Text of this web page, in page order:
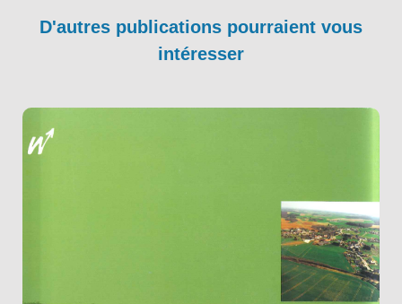
D'autres publications pourraient vous
intéresser